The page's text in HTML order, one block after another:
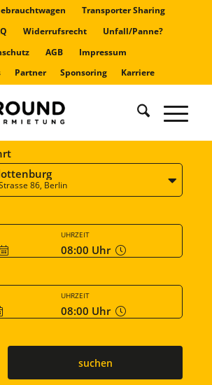
Transporter Sharing
Widerrufsrecht
Unfall/Panne?
AGB
Impressum
Partner Sponsoring Karriere
86, Berlin
UHRZEIT
08:00 Uhr
UHRZEIT
08:00 Uhr
suchen